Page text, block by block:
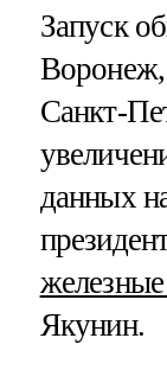
Запуск
Санкт-
данных
Якунин.